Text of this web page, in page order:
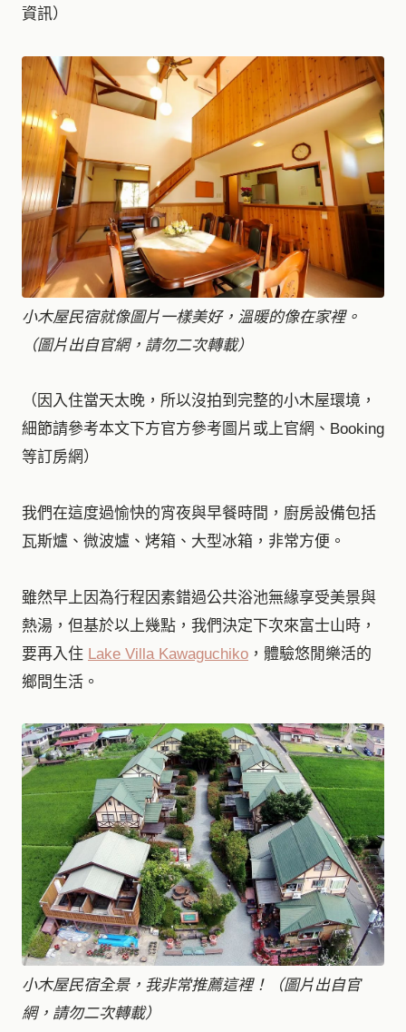
資訊）
小木屋民宿就像圖片一樣美好，溫暖的像在家裡。
（圖片出自官網，請勿二次轉載）
（因入住當天太晚，所以沒拍到完整的小木屋環境，
細節請參考本文下方官方參考圖片或上官網、Booking
等訂房網）
我們在這度過愉快的宵夜與早餐時間，廚房設備包括
瓦斯爐、微波爐、烤箱、大型冰箱，非常方便。
雖然早上因為行程因素錯過公共浴池無緣享受美景與
熱湯，但基於以上幾點，我們決定下次來富士山時，
要再入住 Lake Villa Kawaguchiko ，體驗悠閒樂活的
鄉間生活。
小木屋民宿全景，我非常推薦這裡！（圖片出自官
網，請勿二次轉載）